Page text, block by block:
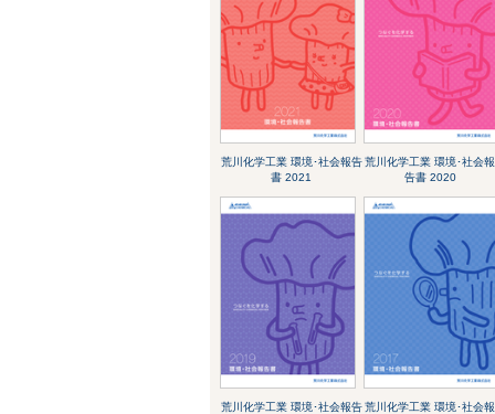
荒川化学工業 環境･社会報告
書 2021
荒川化学工業 環境･社会報
告書 2020
荒川化学工業 環境･社会報告 荒川化学工業 環境･社会報